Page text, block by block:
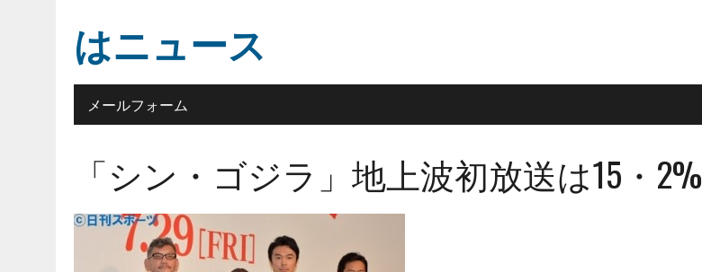
はニュース
メールフォーム
「シン・ゴジラ」地上波初放送は15・2%